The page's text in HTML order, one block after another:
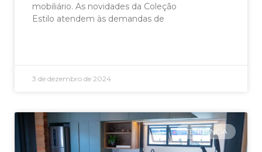
mobiliário. As novidades da Coleção
Estilo atendem às demandas de
3 de dezembro de 2024
TENDÊNCIA